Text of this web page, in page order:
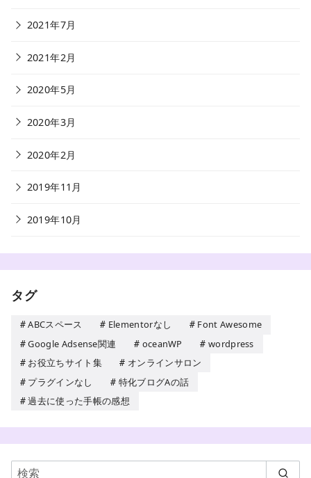
2021年7月
2021年2月
2020年5月
2020年3月
2020年2月
2019年11月
2019年10月
タグ
ABCスペース Elementorなし
Font Awesome
Google Adsense関連
oceanWP
wordpress
お役立ちサイト集
オンラインサロン
プラグインなし
特化ブログAの話
過去に使った手帳の感想